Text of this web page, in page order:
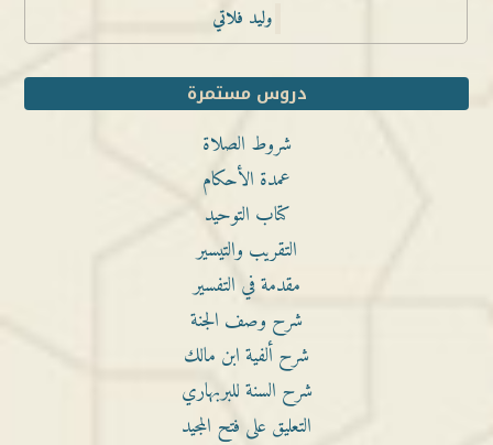
وليد فلاتي
دروس مستمرة
شروط الصلاة
عمدة الأحكام
كتاب التوحيد
التقريب والتيسير
مقدمة في التفسير
شرح وصف الجنة
شرح ألفية ابن مالك
شرح السنة للبربهاري
التعليق على فتح المجيد